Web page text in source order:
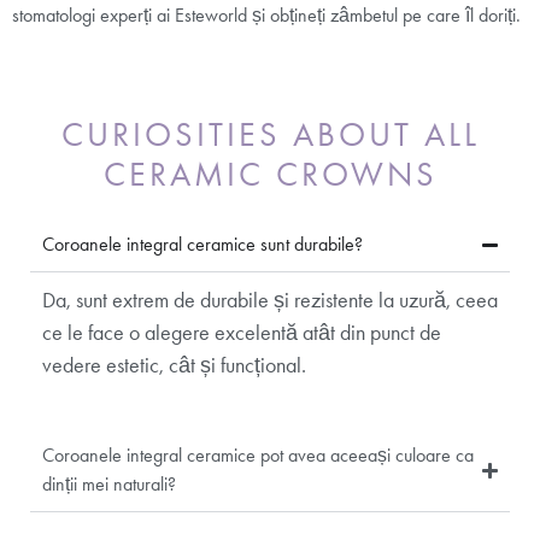
stomatologi experți ai Esteworld și obțineți zâmbetul pe care îl doriți.
CURIOSITIES ABOUT ALL
CERAMIC CROWNS
Coroanele integral ceramice sunt durabile?
Da, sunt extrem de durabile și rezistente la uzură, ceea
ce le face o alegere excelentă atât din punct de
vedere estetic, cât și funcțional.
Coroanele integral ceramice pot avea aceeași culoare ca
dinții mei naturali?